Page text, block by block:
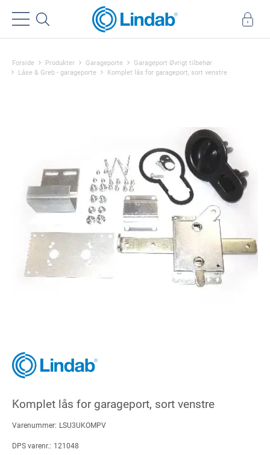
Forside Produkter Garageporte
Garageport Øvrigt tilbehør
Låse & Greb - garageporte
Komplet lås for garageport, sort venstre
Komplet lås for garageport, sort venstre
Varenummer: LSU3UKOMPV
DPS varenr.: 121048